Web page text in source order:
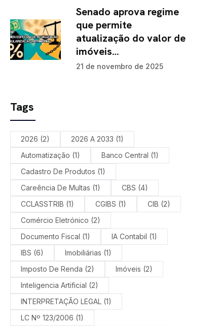
Senado aprova regime
que permite
atualização do valor de
imóveis…
21 de novembro de 2025
Tags
2026 (2) 2026 A 2033 (1)
Automatização (1) Banco Central (1)
Cadastro De Produtos (1)
Careência De Multas (1) CBS (4)
CCLASSTRIB (1) CGIBS (1) CIB (2)
Comércio Eletrónico (2)
Documento Fiscal (1) IA Contabil (1)
IBS (6) Imobiliárias (1)
Imposto De Renda (2) Imóveis (2)
Inteligencia Artificial (2)
INTERPRETAÇÃO LEGAL (1)
LC Nº 123/2006 (1)